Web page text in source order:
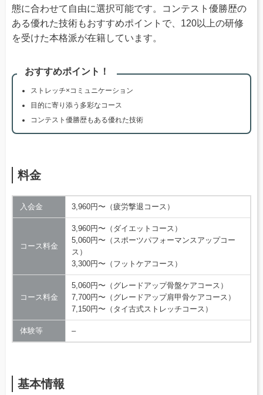
態に合わせて自由に選択可能です。コンテスト優勝歴の
ある優れた技術もおすすめポイントで、120以上の研修
を受けた本格派が在籍しています。
おすすめポイント！
ストレッチ×コミュニケーション
目的に寄り添う多彩なコース
コンテスト優勝歴もある優れた技術
料金
入会金 3,960円〜（疲労撃退コース）
コース料金
3,960円〜（ダイエットコース）
5,060円〜（スポーツパフォーマンスアップコー
ス）
3,300円〜（フットケアコース）
コース料金
5,060円〜（グレードアップ骨盤ケアコース）
7,700円〜（グレードアップ肩甲骨ケアコース）
7,150円〜（タイ古式ストレッチコース）
体験等 –
基本情報